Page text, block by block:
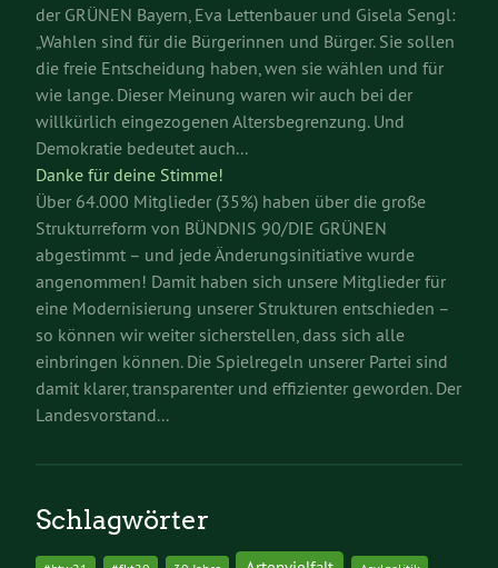
der GRÜNEN Bayern, Eva Lettenbauer und Gisela Sengl:
„Wahlen sind für die Bürgerinnen und Bürger. Sie sollen
die freie Entscheidung haben, wen sie wählen und für
wie lange. Dieser Meinung waren wir auch bei der
willkürlich eingezogenen Altersbegrenzung. Und
Demokratie bedeutet auch...
Danke für deine Stimme!
Über 64.000 Mitglieder (35%) haben über die große
Strukturreform von BÜNDNIS 90/DIE GRÜNEN
abgestimmt – und jede Änderungsinitiative wurde
angenommen! Damit haben sich unsere Mitglieder für
eine Modernisierung unserer Strukturen entschieden –
so können wir weiter sicherstellen, dass sich alle
einbringen können. Die Spielregeln unserer Partei sind
damit klarer, transparenter und effizienter geworden. Der
Landesvorstand...
Schlagwörter